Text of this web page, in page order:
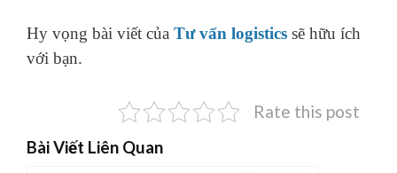
Hy vọng bài viết của Tư vấn logistics sẽ hữu ích
với bạn.
Rate this post
Bài Viết Liên Quan